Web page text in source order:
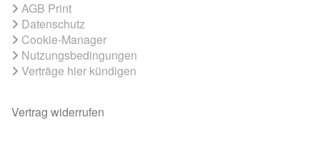
AGB Print
Datenschutz
Cookie-Manager
Nutzungsbedingungen
Verträge hier kündigen
Vertrag widerrufen